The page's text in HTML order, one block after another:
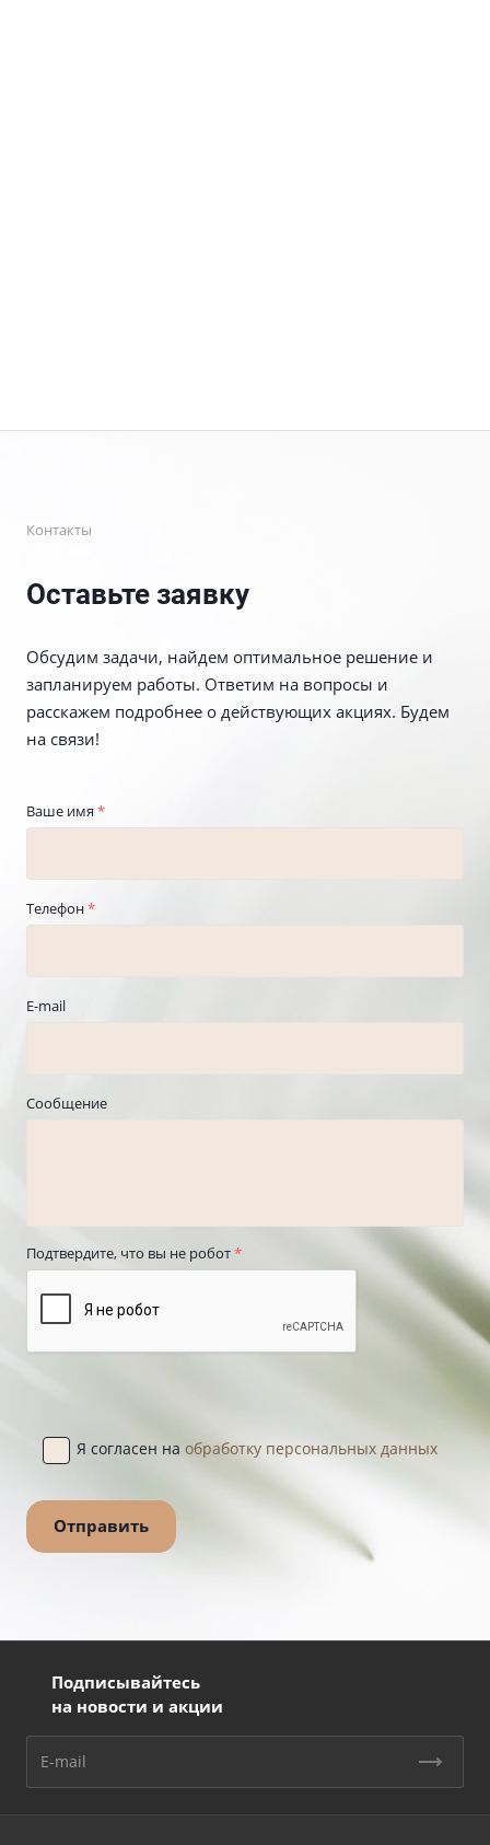
Контакты
Оставьте заявку
Обсудим задачи, найдем оптимальное решение и
запланируем работы. Ответим на вопросы и
расскажем подробнее о действующих акциях. Будем
на связи!
Ваше имя *
Телефон*
E-mail
Сообщение
Подтвердите, что вы не робот*
Я согласен на обработку персональных данных
Подписывайтесь
на новости и акции